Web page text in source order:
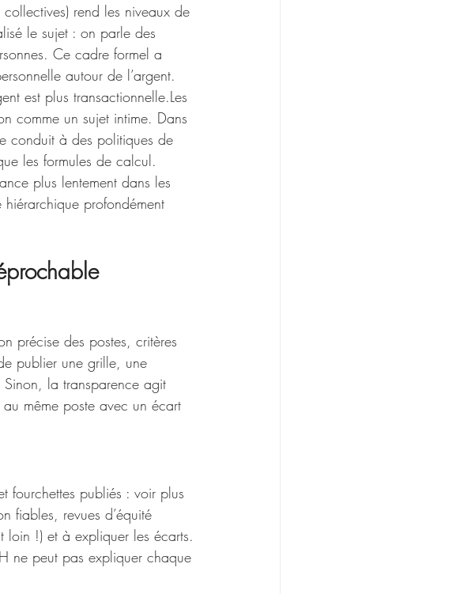
rend les niveaux de
le sujet : on parle des
Ce cadre formel a
autour de l’argent.
est plus transactionnelle.Les
comme un sujet intime. Dans
conduit à des politiques de
les formules de calcul.
plus lentement dans les
profondément
précise des postes, critères
publier une grille, une
Sinon, la transparence agit
même poste avec un écart
fourchettes publiés : voir plus
fiables, revues d’équité
loin !) et à expliquer les écarts.
ne peut pas expliquer chaque